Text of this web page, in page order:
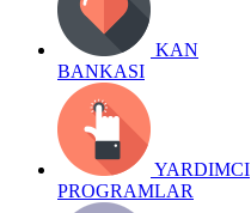
KAN
BANKASI
YARDIMCI
PROGRAMLAR